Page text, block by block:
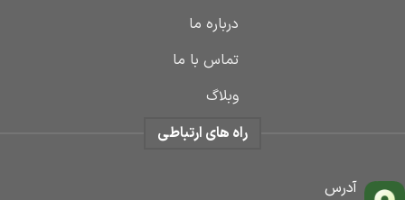
درباره ما
تماس با ما
وبلاگ
راه های ارتباطی
آدرس